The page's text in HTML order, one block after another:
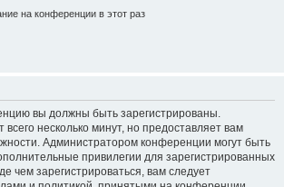
на конференции в этот раз
вы должны быть зарегистрированы.
всего несколько минут, но предоставляет вам
Администратором конференции могут быть
привилегии для зарегистрированных
чем зарегистрироваться, вам следует